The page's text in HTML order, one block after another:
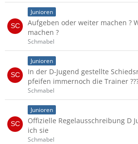
Junioren
Aufgeben oder weiter machen ?
machen ?
Schmabel
Junioren
In der D-Jugend gestellte
pfeifen immernoch die Trainer
Schmabel
Junioren
Offizielle Regelausschreibung D
ich sie
Schmabel